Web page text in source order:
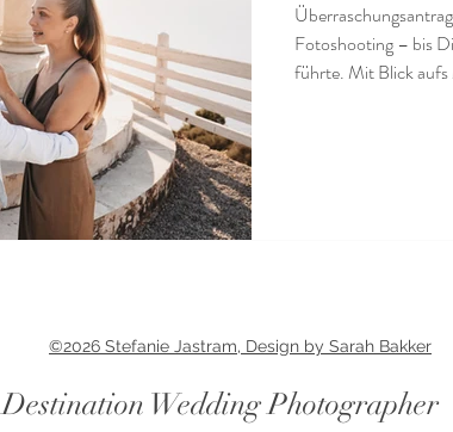
Fotoshooting – bis
führte. Mit Blick aufs
©2026 Stefanie Jastram, Design by Sarah Bakker
Destination Wedding Photographer